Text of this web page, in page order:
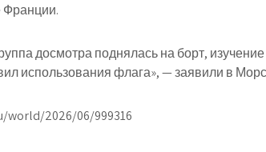
Франции.
досмотра поднялась на борт,
использования флага», — заявили в
2026/06/999316